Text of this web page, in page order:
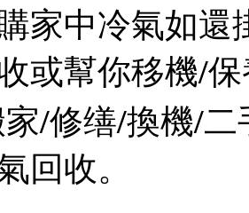
家中冷氣如
或幫你移機/
/修缮/換機/
回收。